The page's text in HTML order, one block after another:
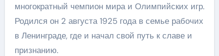
многократный чемпион мира и Олимпийских игр.
Родился он 2 августа 1925 года в семье рабочих
в Ленинграде, где и начал свой путь к славе и
признанию.